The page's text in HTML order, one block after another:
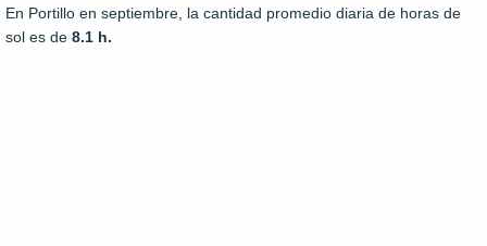
En Portillo en septiembre, la cantidad promedio diaria de horas de
sol es de 8.1 h.